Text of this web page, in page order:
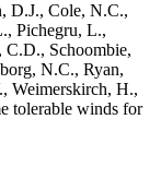
D.J., Cole, N.C.,
Pichegru, L.,
C.D., Schoombie,
N.C., Ryan,
Weimerskirch, H.,
tolerable winds for